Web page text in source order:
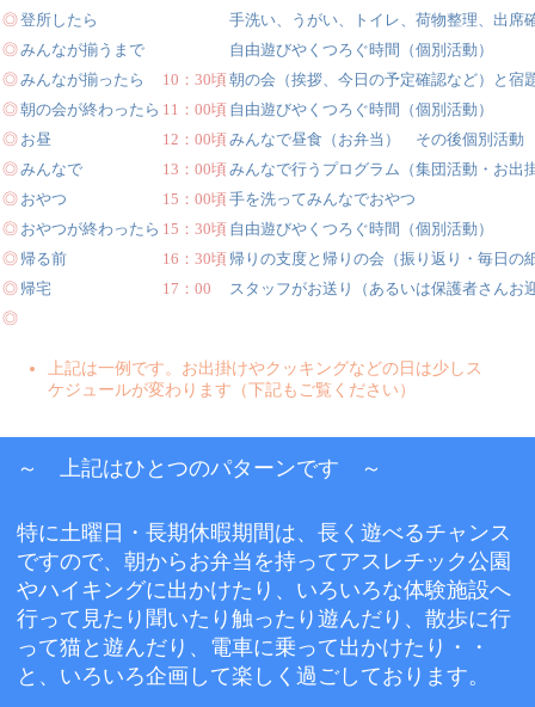
◎登所したら
手洗い、うがい、トイレ、荷物整理、出
◎みんなが揃うまで
自由遊びやくつろぐ時間（個別活動）
◎みんなが揃ったら 10：30頃朝の会（挨拶、今日の予定確認など）と宿
◎朝の会が終わったら 11：00頃 自由遊びやくつろぐ時間（個別活動）
◎ お昼 12：00頃みんなで昼食（お弁当） その後個別活動
◎みんなで 13：00頃みんなで行うプログラム（集団活動・お出
◎ おやつ 15：00頃手を洗ってみんなでおやつ
◎ おやつが終わったら 15：30頃 自由遊びやくつろぐ時間（個別活動）
◎ 帰る前 16：30頃 帰りの支度と帰りの会（振り返り・毎日の
◎ 帰宅 17：00
スタッフがお送り（あるいは保護者さんお
◎
上記は一例です。お出掛けやクッキングなどの日は少しス
ケジュールが変わります（下記もご覧ください）
～ 上記はひとつのパターンです ～
特に土曜日・長期休暇期間は、長く遊べるチャンス
ですので、朝からお弁当を持ってアスレチック公園
やハイキングに出かけたり、いろいろな体験施設へ
行って見たり聞いたり触ったり遊んだり、散歩に行
って猫と遊んだり、電車に乗って出かけたり・・
と、いろいろ企画して楽しく過ごしております。